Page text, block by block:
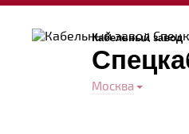
Кабельный завод
Москва